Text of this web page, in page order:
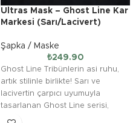
Ultras Mask – Ghost Line Kar
Markesi (Sarı/Lacivert)
Şapka / Maske
₺249.90
Ghost Line Tribünlerin asi ruhu,
artık stilinle birlikte! Sarı ve
lacivertin çarpıcı uyumuyla
tasarlanan Ghost Line serisi,
sokak modasına yepyeni